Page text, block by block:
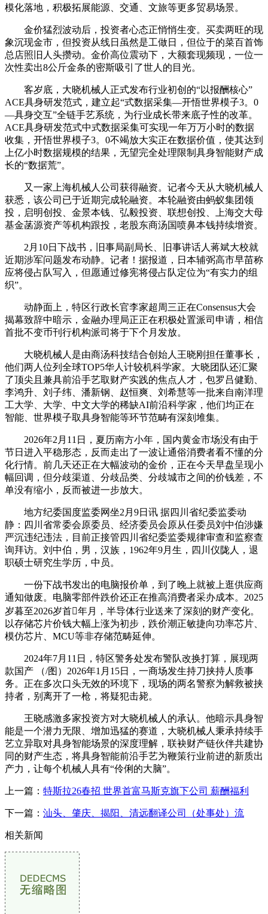
模化落地，积极拓展能源、交通、文旅等更多贸易场景。
金价猛烈波动后，投资者心态正悄悄生变。买卖两旺的现
象沉现金市，但投资从线日虽然是工做日，但位于的菜百首饰
总店照旧人头攒动。金价高位震动下，大额套现频现，一位一
次性卖出8公斤金条的密斯吸引了世人的目光。
客岁底，大晓机械人正式发布行业初创的“以报酬核心”
ACE具身研发范式，建立起“式数据采集—开悟世界模子3。0
—具身交互”全链手艺系统，为行业成长带来底子性的改革。
ACE具身研发范式中式数据采集可实现一年万万小时的数据
收集，开悟世界模子3。0不竭放大实正在数据价值，使其达到
上亿小时数据规模的结果，无望完全处理限制具身智能财产成
长的“数据荒”。
又一家上海机械人公司获得融资。记者今天从大晓机械人
获悉，该公司已于近期完成轮融资。本轮融资由蚂蚁集团领
投，启明创投、金景本钱、弘毅投资、联想创投、上海交大母
基金菡源资产等机构跟投，老股东商汤国喷鼻本钱持续增资。
2月10日下战书，旧事局副局长、旧事讲话人蒋斌大校就
近期涉军问题发布动静。记者！据报道，日本辅弼高市早苗称
应将侵占队写入，但愿通过修宪将侵占队定位为“有实力的组
织”。
动静面上，特区行政长官李家超周三正在Consensus大会
揭幕致辞中暗示，金融办理局正正在积极处置派司申请，相信
首批不变币刊行机构派司将于下个月发放。
大晓机械人是由商汤科技结合创始人王晓刚担任董事长，
他们两人位列全球TOP5华人计较机科学家。大晓团队还汇聚
了顶尖且兼具前沿手艺取财产实践的焦点人才，包罗吕健勤、
李鸿升、刘子纬、潘新钢、赵恒爽、刘希慧等一批来自南洋理
工大学、大学、中文大学的稀缺AI前沿科学家，他们均正在
智能、世界模子取具身智能等环节范畴有深刻堆集。
2026年2月11日，夏历南方小年，国内黄金市场没有由于
节日进入平稳形态，反而走出了一波让通俗消费者看不懂的分
化行情。前几天还正在大幅波动的金价，正在今天早盘呈现小
幅回调，但分歧渠道、分歧品类、分歧城市之间的价钱差，不
单没有缩小，反而被进一步放大。
地方纪委国度监委网坐2月9日讯 据四川省纪委监委动
静：四川省常委会原委员、经济委员会原从任委员刘中伯涉嫌
严沉违纪违法，目前正接管四川省纪委监委规律审查和监察查
询拜访。刘中伯，男，汉族，1962年9月生，四川仪陇人，退
职硕士研究生学历，中员。
一份下战书发出的电脑报价单，到了晚上就被上逛供应商
通知做废。电脑零部件跌价还正在推高消费者采办成本。2025
岁暮至2026岁首年月，半导体行业送来了深刻的财产变化。
以存储芯片价钱大幅上涨为初步，跌价潮正敏捷向功率芯片、
模仿芯片、MCU等非存储范畴延伸。
2024年7月11日，特区警务处发布警队改换打算，展现两
款国产 （/图）2026年1月15日，一商场发生持刀挟持人质事
务。正在多次口头无效的环境下，现场的两名警察为解救被挟
持者，别离开了一枪，将疑犯击毙。
王晓感激多家投资方对大晓机械人的承认。他暗示具身智
能是一个潜力无限、增加迅猛的赛道，大晓机械人秉承持续手
艺立异取对具身智能场景的深度理解，联袂财产链伙伴共建协
同的财产生态，将具身智能前沿手艺为鞭策行业前进的新质出
产力，让每个机械人具有“伶俐的大脑”。
上一篇： 特斯拉26春招 世界首富马斯克旗下公司 薪酬福利
下一篇： 汕头、肇庆、揭阳、清远翻译公司（处事处）流
相关新闻